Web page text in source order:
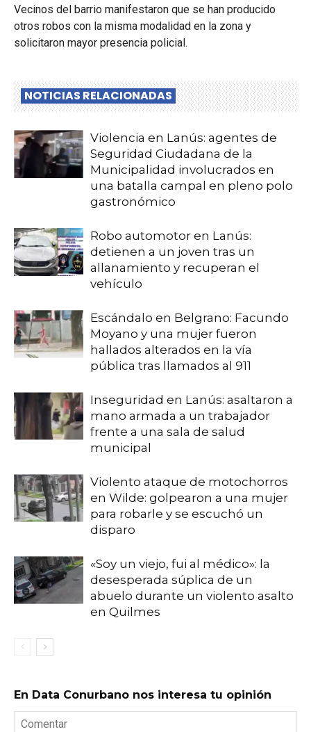
Vecinos del barrio manifestaron que se han producido
otros robos con la misma modalidad en la zona y
solicitaron mayor presencia policial.
NOTICIAS RELACIONADAS
Violencia en Lanús: agentes de
Seguridad Ciudadana de la
Municipalidad involucrados en
una batalla campal en pleno polo
gastronómico
Robo automotor en Lanús:
detienen a un joven tras un
allanamiento y recuperan el
vehículo
Escándalo en Belgrano: Facundo
Moyano y una mujer fueron
hallados alterados en la vía
pública tras llamados al 911
Inseguridad en Lanús: asaltaron a
mano armada a un trabajador
frente a una sala de salud
municipal
Violento ataque de motochorros
en Wilde: golpearon a una mujer
para robarle y se escuchó un
disparo
«Soy un viejo, fui al médico»: la
desesperada súplica de un
abuelo durante un violento asalto
en Quilmes
En Data Conurbano nos interesa tu opinión